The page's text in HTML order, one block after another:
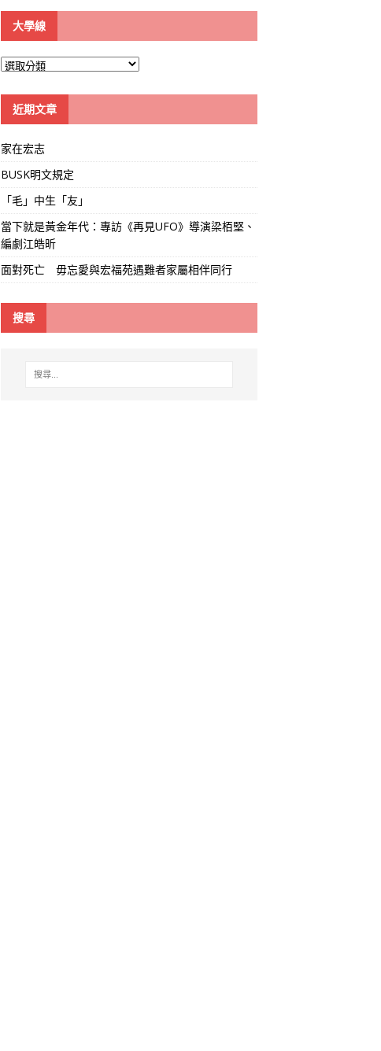
大學線
大
線
近期文章
家在宏志
BUSK明文規定
「毛」中生「友」
當下就是黃金年代：專訪《再見UFO》導演梁栢堅、
編劇江皓昕
面對死亡 毋忘愛與宏福苑遇難者家屬相伴同行
搜尋